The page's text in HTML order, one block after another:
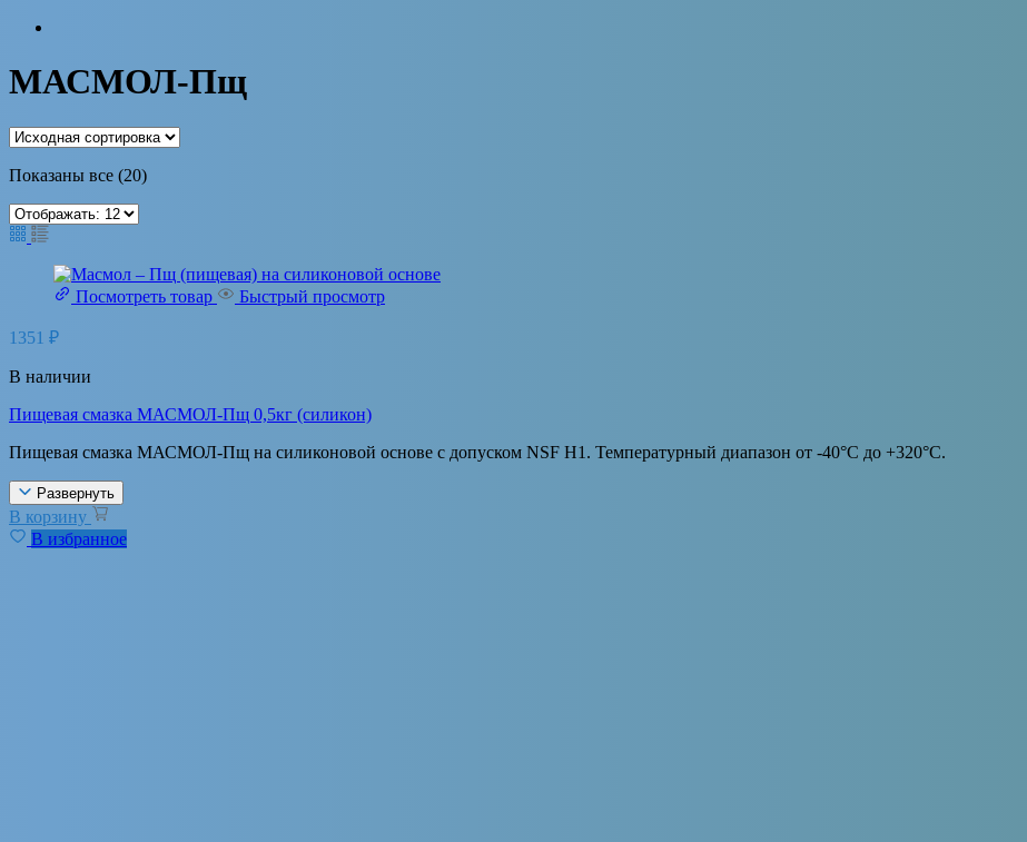
МАСМОЛ-Пщ
Показаны все (20)
Посмотреть товар Быстрый просмотр
1351 ₽
В наличии
Пищевая смазка МАСМОЛ-Пщ 0,5кг (силикон)
Пищевая смазка МАСМОЛ-Пщ на силиконовой основе с допуском NSF H1. Температурный диапазон от -40°С до +320°С.
Развернуть
В корзину
В избранное